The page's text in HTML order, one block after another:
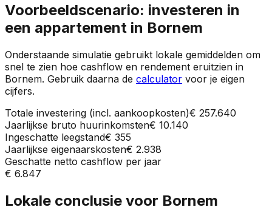
Voorbeeldscenario: investeren in
een appartement in Bornem
Onderstaande simulatie gebruikt lokale gemiddelden om
snel te zien hoe cashflow en rendement eruitzien in
Bornem. Gebruik daarna de calculator voor je eigen
cijfers.
Totale investering (incl. aankoopkosten)€ 257.640
Jaarlijkse bruto huurinkomsten€ 10.140
Ingeschatte leegstand€ 355
Jaarlijkse eigenaarskosten€ 2.938
Geschatte netto cashflow per jaar
€ 6.847
Lokale conclusie voor Bornem